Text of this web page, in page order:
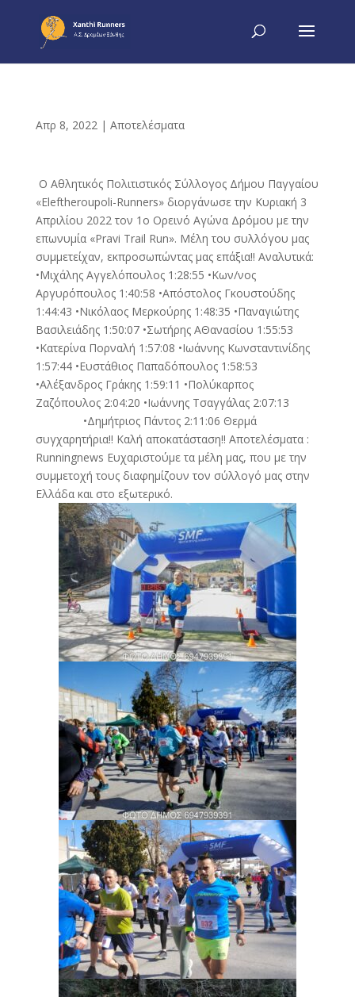
Απρ 8, 2022| Αποτελέσματα
Ο Αθλητικός Πολιτιστικός Σύλλογος Δήμου Παγγαίου
«Eleftheroupoli-Runners» διοργάνωσε την Κυριακή 3
Απριλίου 2022 τον 1ο Ορεινό Αγώνα Δρόμου με την
επωνυμία «Pravi Trail Run». Μέλη του συλλόγου μας
συμμετείχαν, εκπροσωπώντας μας επάξια!! Αναλυτικά:
•Μιχάλης Αγγελόπουλος 1:28:55 •Κων/νος
Αργυρόπουλος 1:40:58 •Απόστολος Γκουστούδης
1:44:43 •Νικόλαος Μερκούρης 1:48:35 •Παναγιώτης
Βασιλειάδης 1:50:07 •Σωτήρης ΑΘανασίου 1:55:53
•Κατερίνα Πορναλή 1:57:08 •Ιωάννης Κωνσταντινίδης
1:57:44 •Ευστάθιος Παπαδόπουλος 1:58:53
•Αλέξανδρος Γράκης 1:59:11 •Πολύκαρπος
Ζαζόπουλος 2:04:20 •Ιωάννης Τσαγγάλας 2:07:13
•Δημήτριος Πάντος 2:11:06 Θερμά
συγχαρητήρια!! Καλή αποκατάσταση!! Αποτελέσματα :
Runningnews Ευχαριστούμε τα μέλη μας, που με την
συμμετοχή τους διαφημίζουν τον σύλλογό μας στην
Ελλάδα και στο εξωτερικό.